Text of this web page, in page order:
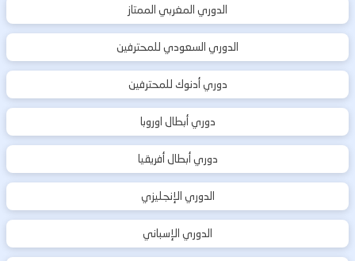
الدوري المغربي الممتاز
الدوري السعودي للمحترفين
دوري أدنوك للمحترفين
دوري أبطال اوروبا
دوري أبطال أفريقيا
الدوري الإنجليزي
الدوري الإسباني